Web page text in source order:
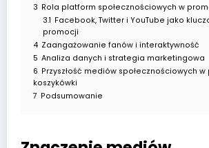
3 Rola platform społecznościowych w
3.1 Facebook, Twitter i YouTube jako
promocji
4 Zaangażowanie fanów i interaktywność
5 Analiza danych i strategia marketingowa
6 Przyszłość mediów społecznościowych
koszykówki
7 Podsumowanie